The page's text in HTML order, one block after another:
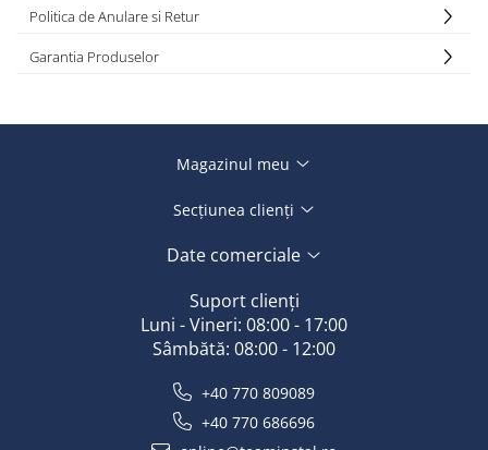
Politica de Anulare si Retur
Garantia Produselor
Magazinul meu
Secțiunea clienți
Date comerciale
Suport clienți
Luni - Vineri: 08:00 - 17:00
Sâmbătă: 08:00 - 12:00
+40 770 809089
+40 770 686696